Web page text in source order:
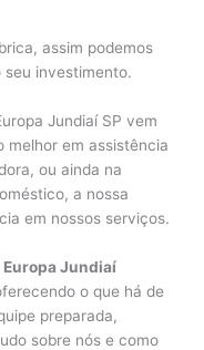
assim podemos
investimento.
Jundiaí SP vem
melhor em assistência
ou ainda na
a nossa
em nossos serviços.
Jundiaí
o que há de
preparada,
sobre nós e como